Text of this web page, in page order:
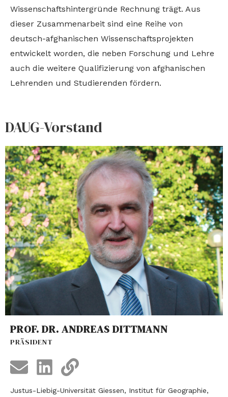
Wissenschaftshintergründe Rechnung trägt. Aus
dieser Zusammenarbeit sind eine Reihe von
deutsch-afghanischen Wissenschaftsprojekten
entwickelt worden, die neben Forschung und Lehre
auch die weitere Qualifizierung von afghanischen
Lehrenden und Studierenden fördern.
DAUG-Vorstand
PROF. DR. ANDREAS DITTMANN
PRÄSIDENT
Justus-Liebig-Universität Giessen, Institut für Geographie,